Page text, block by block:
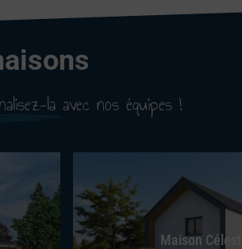
la avec nos équipes !
Maison Céleste